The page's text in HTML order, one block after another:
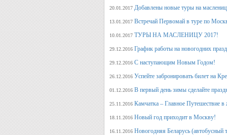
20.01.2017 Добавлены новые туры на
13.01.2017 Встречай Первомай в туре по
10.01.2017 ТУРЫ НА МАСЛЕНИЦУ 2017!
29.12.2016 График работы на новогодних
29.12.2016 С наступающим Новым Годом!
26.12.2016 Успейте забронировать билет на
01.12.2016 В первый день зимы сделайте
25.11.2016 Камчатка – Главное Путешествие
18.11.2016 Новый год приходит в Москву!
16.11.2016 Новогодняя Беларусь